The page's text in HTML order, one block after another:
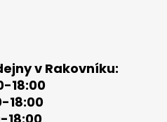
v Rakovníku:
18:00